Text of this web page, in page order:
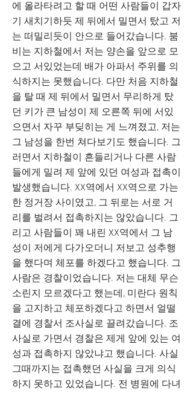
에 올라타려고 할 때 어떤 사람들이 갑자
기 새치기하듯 제 뒤에서 밀면서 탔고 저
는 떠밀리듯이 안으로 들어갔습니다. 붐
비는 지하철에서 저는 양손을 앞으로 모
으고 서있었는데 배가 아파서 주위를 의
식하지는 못했습니다. 다만 처음 지하철
을 탈 때 제 뒤에서 밀면서 무리하게 탔
던 키가 큰 남성이 제 오른쪽 뒤에 서있
으면서 자꾸 부딪히는 게 느껴졌고, 저는
그 남성을 한번 쳐다보기도 했습니다. 그
러면서 지하철이 흔들리거나 다른 사람
들에게 밀려 제 앞에 있던 여성과 접촉이
발생했습니다. XX역에서 XX역으로 가는
한 정거장 사이였고, 그 뒤로는 서로 거
리를 벌려서 접촉하지는 않았습니다. 그
리고 사람들이 꽤 내린 XX역에서 그 남
성이 저에게 다가오더니 저보고 성추행
을 했다며 체포를 하겠다고 했습니다. 그
사람은 경찰이었습니다. 저는 대체 무슨
소린지 모르겠다고 했는데, 미란다 원칙
을 고지하고 체포하겠다고 하면서 얼떨
결에 경찰서 조사실로 끌려갔습니다. 조
사실로 가면서 경찰은 제게 앞에 있는 여
성과 접촉하지 않았냐고 했습니다. 사실
그때까지는 접촉했던 사실을 크게 의식
하지 못하고 있었습니다. 전 병원에 다녀